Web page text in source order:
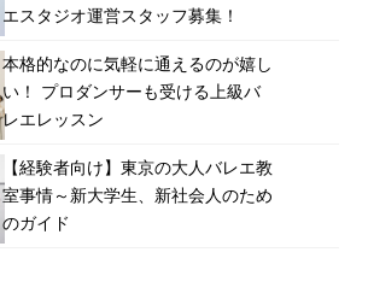
エスタジオ運営スタッフ募集！
本格的なのに気軽に通えるのが嬉し
い！ プロダンサーも受ける上級バ
レエレッスン
【経験者向け】東京の大人バレエ教
室事情～新大学生、新社会人のため
のガイド